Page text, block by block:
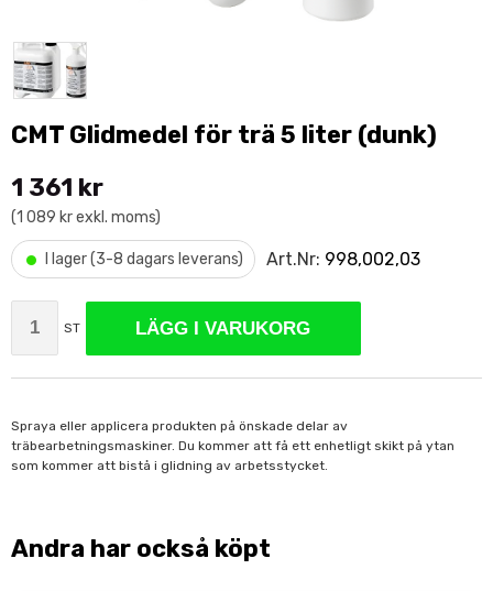
CMT Glidmedel för trä 5 liter (dunk)
1 361 kr
(1 089 kr exkl. moms)
• I lager (3-8 dagars leverans) Art.Nr: 998,002,03
ST LÄGG I VARUKORG
Spraya eller applicera produkten på önskade delar av
träbearbetningsmaskiner. Du kommer att få ett enhetligt skikt på ytan
som kommer att bistå i glidning av arbetsstycket.
Andra har också köpt